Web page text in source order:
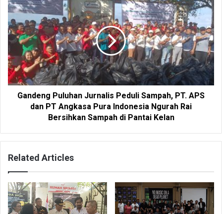
Gandeng Puluhan Jurnalis Peduli Sampah, PT. APS
dan PT Angkasa Pura Indonesia Ngurah Rai
Bersihkan Sampah di Pantai Kelan
Related Articles